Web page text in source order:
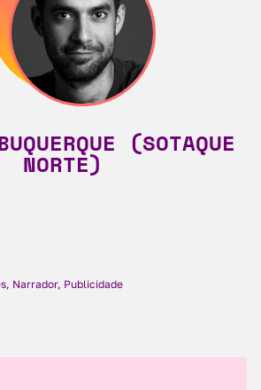
(SOTAQUE
NORTE)
Narrador, Publicidade